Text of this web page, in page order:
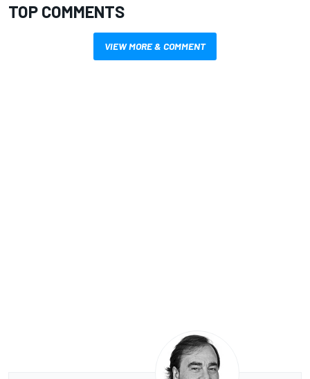
TOP COMMENTS
VIEW MORE & COMMENT